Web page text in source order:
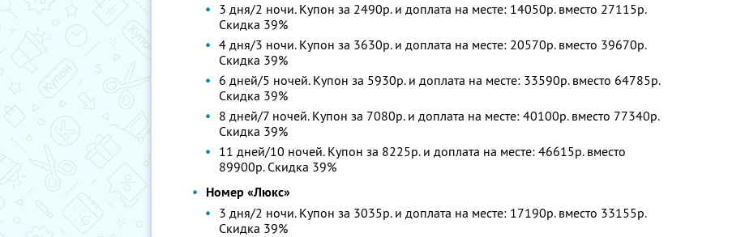
3 дня/2 ночи. Купон за 2490р. и доплата на месте: 14050р. вместо 27115р.
Скидка 39%
4 дня/3 ночи. Купон за 3630р. и доплата на месте: 20570р. вместо 39670р.
Скидка 39%
6 дней/5 ночей. Купон за 5930р. и доплата на месте: 33590р. вместо 64785р.
Скидка 39%
8 дней/7 ночей. Купон за 7080р. и доплата на месте: 40100р. вместо 77340р.
Скидка 39%
11 дней/10 ночей. Купон за 8225р. и доплата на месте: 46615р. вместо
89900р. Скидка 39%
Номер «Люкс»
3 дня/2 ночи. Купон за 3035р. и доплата на месте: 17190р. вместо 33155р.
Скидка 39%